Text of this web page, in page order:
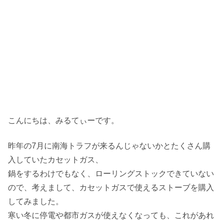
こんにちは、みるてぃーです。
昨年の7月に南海トラフが来るんじゃないかとたくさん購
入していたカセットガス、
鍋をするわけでもなく、ローリングストックできていない
ので、考えまして、カセットガスで使えるストーブを購入
してみました。
寒い冬に停電や都市ガスが使えなくなっても、これがあれ